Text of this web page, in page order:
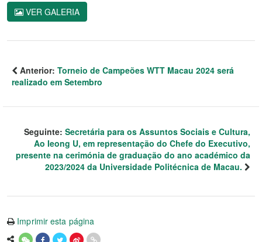
VER GALERIA
Anterior: Torneio de Campeões WTT Macau 2024 será
realizado em Setembro
Seguinte: Secretária para os Assuntos Sociais e Cultura,
Ao Ieong U, em representação do Chefe do Executivo,
presente na cerimónia de graduação do ano académico da
2023/2024 da Universidade Politécnica de Macau.
Imprimir esta página